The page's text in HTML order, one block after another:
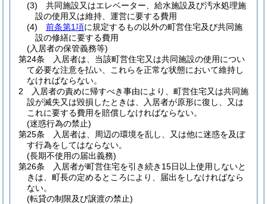
(3)
共同施設又はエレベーター、給水施設及び汚水処理施
設の使用又は維持、運営に要する費用
(4)
前条第1項に規定するもの以外の町営住宅及び共同施
設の修繕に要する費用
(入居者の保管義務等)
第24条
入居者は、当該町営住宅又は共同施設の使用につい
て必要な注意を払い、これらを正常な状態において維持し
なければならない。
2
入居者の責めに帰すべき事由により、町営住宅又は共同施
設が滅失又は毀損したときは、入居者が原形に復し、又は
これに要する費用を賠償しなければならない。
(迷惑行為の禁止)
第25条
入居者は、周辺の環境を乱し、又は他に迷惑を及ぼ
す行為をしてはならない。
(長期不使用の届出義務)
第26条
入居者が町営住宅を引き続き15日以上使用しないと
きは、町長の定めるところにより、届出をしなければなら
ない。
(転貸の制限及び譲渡の禁止)